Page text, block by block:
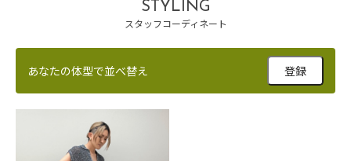
STYLING
スタッフコーディネート
あなたの体型で並べ替え 登録